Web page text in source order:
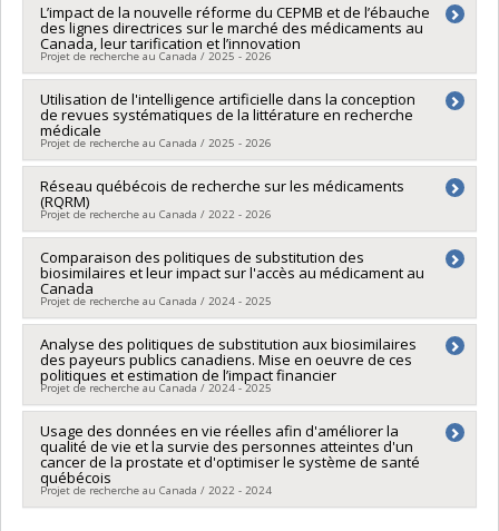
Chercheur principal : Alice Dragomir
Sources de financement :MITACS Inc.
Programmes de subvention :PVXXXXXX-Stage Accélération
Québec - MITACS
L’impact de la nouvelle réforme du CEPMB et de l’ébauche
des lignes directrices sur le marché des médicaments au
Canada, leur tarification et l’innovation
Projet de recherche au Canada / 2025 - 2026
Chercheur principal :Alice Dragomir
Sources de financement : MITACS Inc.
Programmes de subvention : PVXXXXXX-Stage Accélération
Québec - MITACS
Utilisation de l'intelligence artificielle dans la conception
de revues systématiques de la littérature en recherche
médicale
Projet de recherche au Canada / 2025 - 2026
Chercheur principal : Alice Dragomir
Sources de financement :MITACS Inc.
Programmes de subvention :
Réseau québécois de recherche sur les médicaments
(RQRM)
Projet de recherche au Canada / 2022 - 2026
Chercheur principal :Alice Dragomir
Sources de financement :FRQS/Fonds de recherche du
Québec - Santé (FRSQ)
Programmes de subvention :PVXXXXXX-Réseaux
thématiques de recherche
Comparaison des politiques de substitution des
biosimilaires et leur impact sur l'accès au médicament au
Canada
Projet de recherche au Canada / 2024 - 2025
Sources de financement :MITACS Inc.
Programmes de subvention :PVXXXXXX-Stage Accélération
Québec - MITACS
Analyse des politiques de substitution aux biosimilaires
des payeurs publics canadiens. Mise en oeuvre de ces
politiques et estimation de l’impact financier
Projet de recherche au Canada / 2024 - 2025
Chercheur principal : Alice Dragomir
Sources de financement : MITACS Inc.
Programmes de subvention :PVXXXXXX-Stage Accélération
Québec - MITACS
Usage des données en vie réelles afin d'améliorer la
qualité de vie et la survie des personnes atteintes d'un
cancer de la prostate et d'optimiser le système de santé
québécois
Projet de recherche au Canada / 2022 - 2024